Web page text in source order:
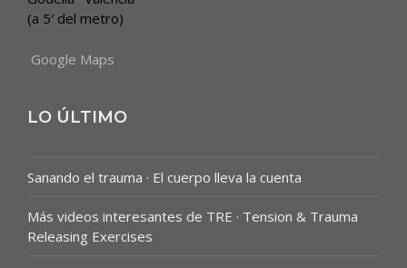
(a 5′ del metro)
Google Maps
LO ÚLTIMO
Sanando el trauma · El cuerpo lleva la cuenta
Más videos interesantes de TRE · Tension & Trauma
Releasing Exercises